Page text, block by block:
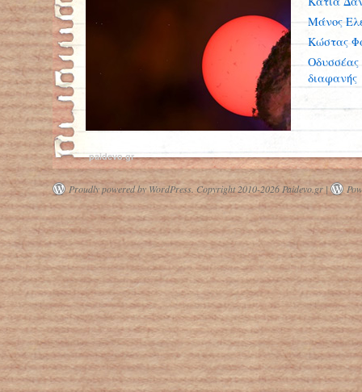
Ανακαλύφθηκε κοντά στο κέντρο του
γαλαξία γιγάντιο άστρο που
«αναβοσβήνει»
Μάνος
Κώστας
Οδυσσέας
διαφανής
paidevo.gr
Proudly powered by WordPress. Copyright 2010-2026 Paidevo.gr |